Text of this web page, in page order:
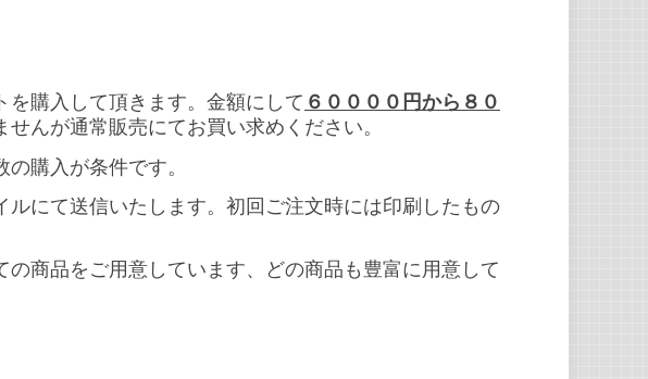
購入して頂きます。金額にして ６００００円から８０
んが通常販売にてお買い求めください。
購入が条件です。
にて送信いたします。初回ご注文時には印刷したもの
商品をご用意しています、どの商品も豊富に用意して